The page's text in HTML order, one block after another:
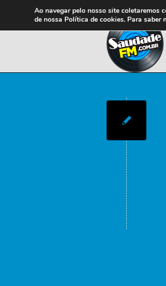
Ao navegar pelo nosso site coletaremos
de nossa Política de cookies. Para saber